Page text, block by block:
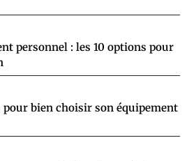
personnel : les 10 options pour
pour bien choisir son équipement